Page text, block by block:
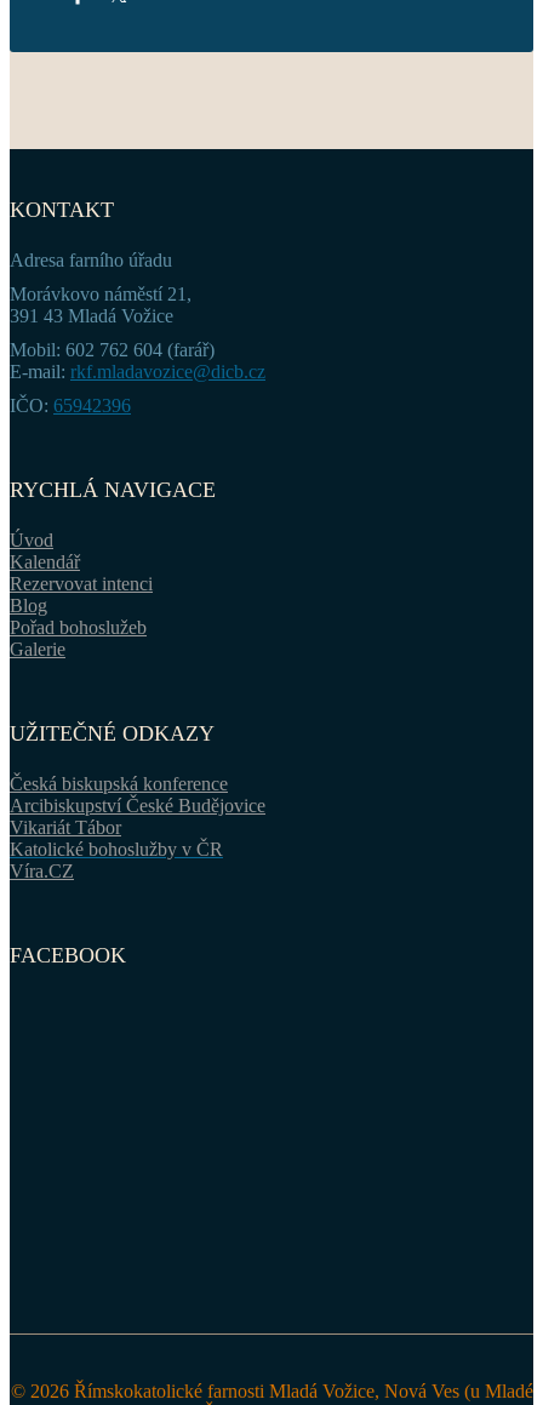
KONTAKT
Adresa farního úřadu
Morávkovo náměstí 21,
391 43 Mladá Vožice
Mobil: 602 762 604 (farář)
E-mail: rkf.mladavozice@dicb.cz
IČO: 65942396
RYCHLÁ NAVIGACE
Úvod
Kalendář
Rezervovat intenci
Blog
Pořad bohoslužeb
Galerie
UŽITEČNÉ ODKAZY
Česká biskupská konference
Arcibiskupství České Budějovice
Vikariát Tábor
Katolické bohoslužby v ČR
Víra.CZ
FACEBOOK
© 2026 Římskokatolické farnosti Mladá Vožice, Nová Ves (u Mladé